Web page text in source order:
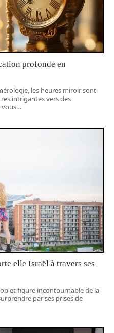
profonde en
les heures miroir sont
intrigantes vers des
vous…
elle Israël à travers ses
et figure incontournable de la
par ses prises de